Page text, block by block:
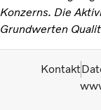
Konzerns. Die
Grundwerten
Kontakt